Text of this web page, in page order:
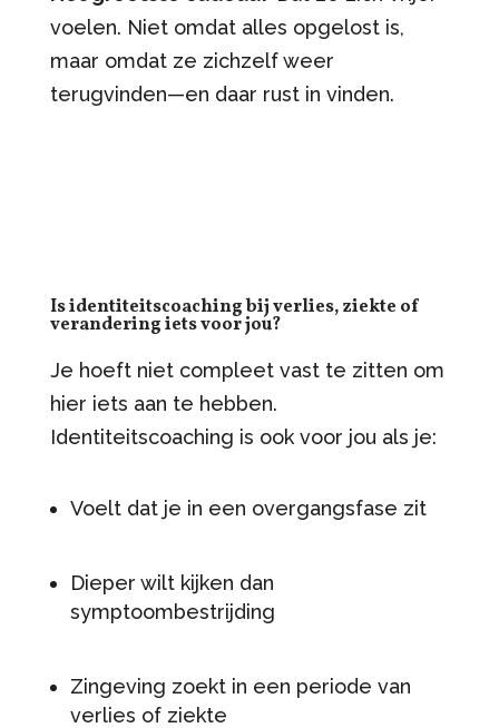
voelen. Niet omdat alles opgelost is,
maar omdat ze zichzelf weer
terugvinden—en daar rust in vinden.
Is identiteitscoaching bij verlies, ziekte of
verandering iets voor jou?
Je hoeft niet compleet vast te zitten om
hier iets aan te hebben.
Identiteitscoaching is ook voor jou als je:
Voelt dat je in een overgangsfase zit
Dieper wilt kijken dan
symptoombestrijding
Zingeving zoekt in een periode van
verlies of ziekte